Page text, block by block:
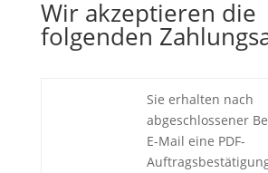
Wir akzeptieren die
folgenden
Sie erhalten nach
abgeschlossener
E-Mail eine PDF-